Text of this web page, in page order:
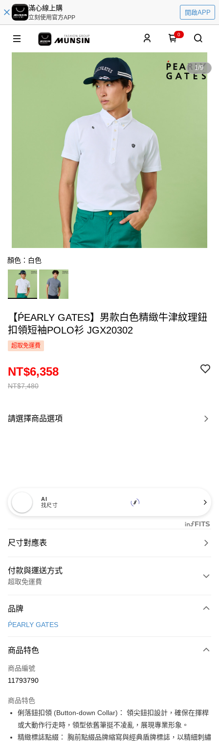
滿心線上購
立刻使用官方APP
開啟APP
0
1/9
顏色：白色
【ṔEARLY GATES】男款白色精緻牛津紋理鈕
扣領短袖POLO衫 JGX20302
超取免運費
NT$7,480
NT$6,358
請選擇商品選項
AI
找尺寸
尺寸對應表
付款與運送方式
超取免運費
信用卡一次付款
LINE Pay
Apple Pay
悠遊付
大哥付你分期
相關說明
品牌
ṔEARLY GATES
商品特色
商品編號
11793790
商品特色
俐落鈕扣領 (Button-down Collar)： 領尖鈕扣設計，確保在揮桿
或大動作行走時，領型依舊筆挺不凌亂，展現專業形象。
精緻標誌點綴： 胸前點綴品牌縮寫與經典盾牌標誌，以精細刺繡